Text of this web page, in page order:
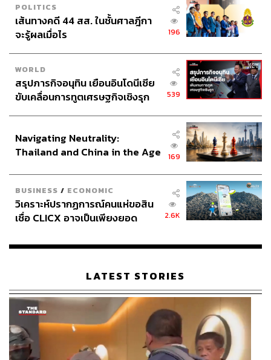
POLITICS
เส้นทางคดี 44 สส. ในชั้นศาลฎีกา
จะรู้ผลเมื่อไร
196
WORLD
สรุปภารกิจอนุทิน เยือนอินโดนีเซีย
ขับเคลื่อนการทูตเศรษฐกิจเชิงรุก
539
Navigating Neutrality:
Thailand and China in the Age
169
BUSINESS / ECONOMIC
วิเคราะห์ปรากฏการณ์คนแห่ขอสิน
เชื่อ CLICX อาจเป็นเพียงยอด
เรือนไทยที่ถูกซุกไว้
2.6K
LATEST STORIES